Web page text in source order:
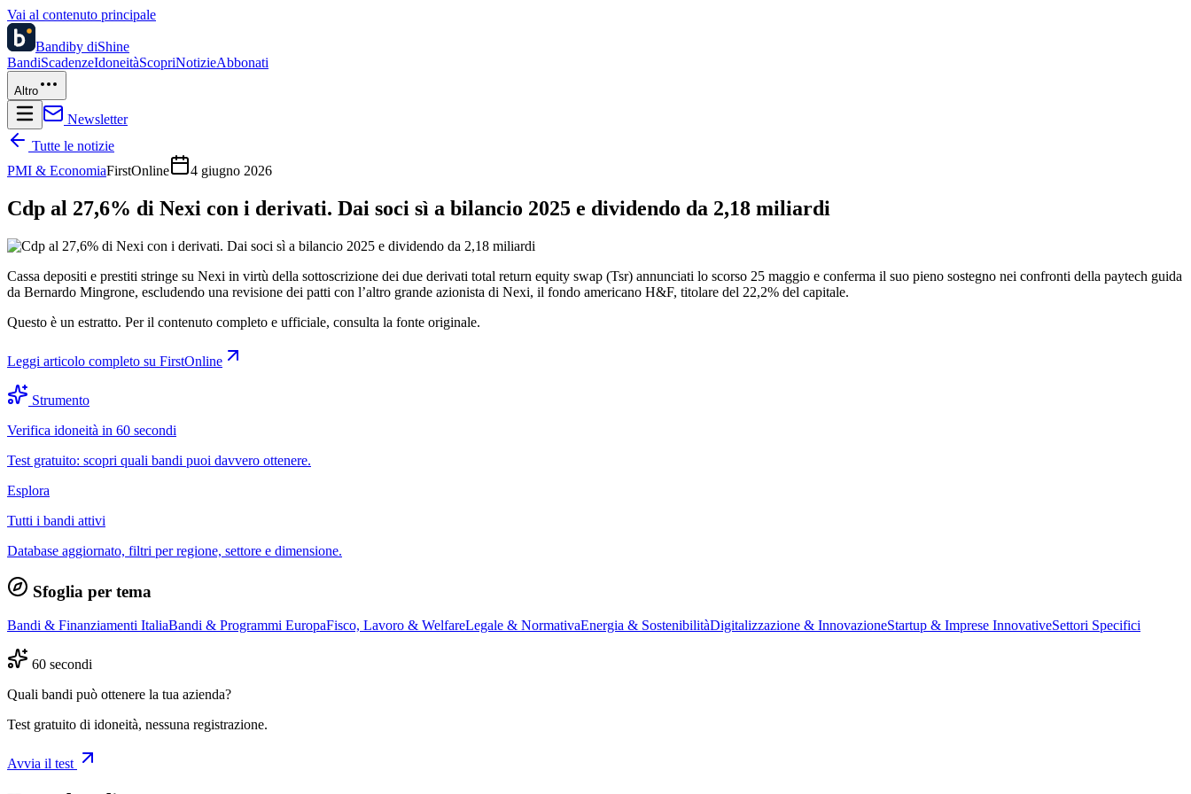
Vai al contenuto principale
Bandiby diShine
BandiScadenzeIdoneitàScopriNotizieAbbonati
Altro
Newsletter
Tutte le notizie
PMI & EconomiaFirstOnline 4 giugno 2026
Cdp al 27,6% di Nexi con i derivati. Dai soci sì a bilancio 2025 e dividendo da 2,18 miliardi
Cassa depositi e prestiti stringe su Nexi in virtù della sottoscrizione dei due derivati total return equity swap (Tsr) annunciati lo scorso 25 maggio e conferma il suo pieno sostegno nei confronti della paytech guida
da Bernardo Mingrone, escludendo una revisione dei patti con l’altro grande azionista di Nexi, il fondo americano H&F, titolare del 22,2% del capitale.
Questo è un estratto. Per il contenuto completo e ufficiale, consulta la fonte originale.
Leggi articolo completo su FirstOnline
Strumento
Verifica idoneità in 60 secondi
Test gratuito: scopri quali bandi puoi davvero ottenere.
Esplora
Tutti i bandi attivi
Database aggiornato, filtri per regione, settore e dimensione.
Sfoglia per tema
Bandi & Finanziamenti ItaliaBandi & Programmi EuropaFisco, Lavoro & WelfareLegale & NormativaEnergia & SostenibilitàDigitalizzazione & InnovazioneStartup & Imprese InnovativeSettori Specifici
60 secondi
Quali bandi può ottenere la tua azienda?
Test gratuito di idoneità, nessuna registrazione.
Avvia il test